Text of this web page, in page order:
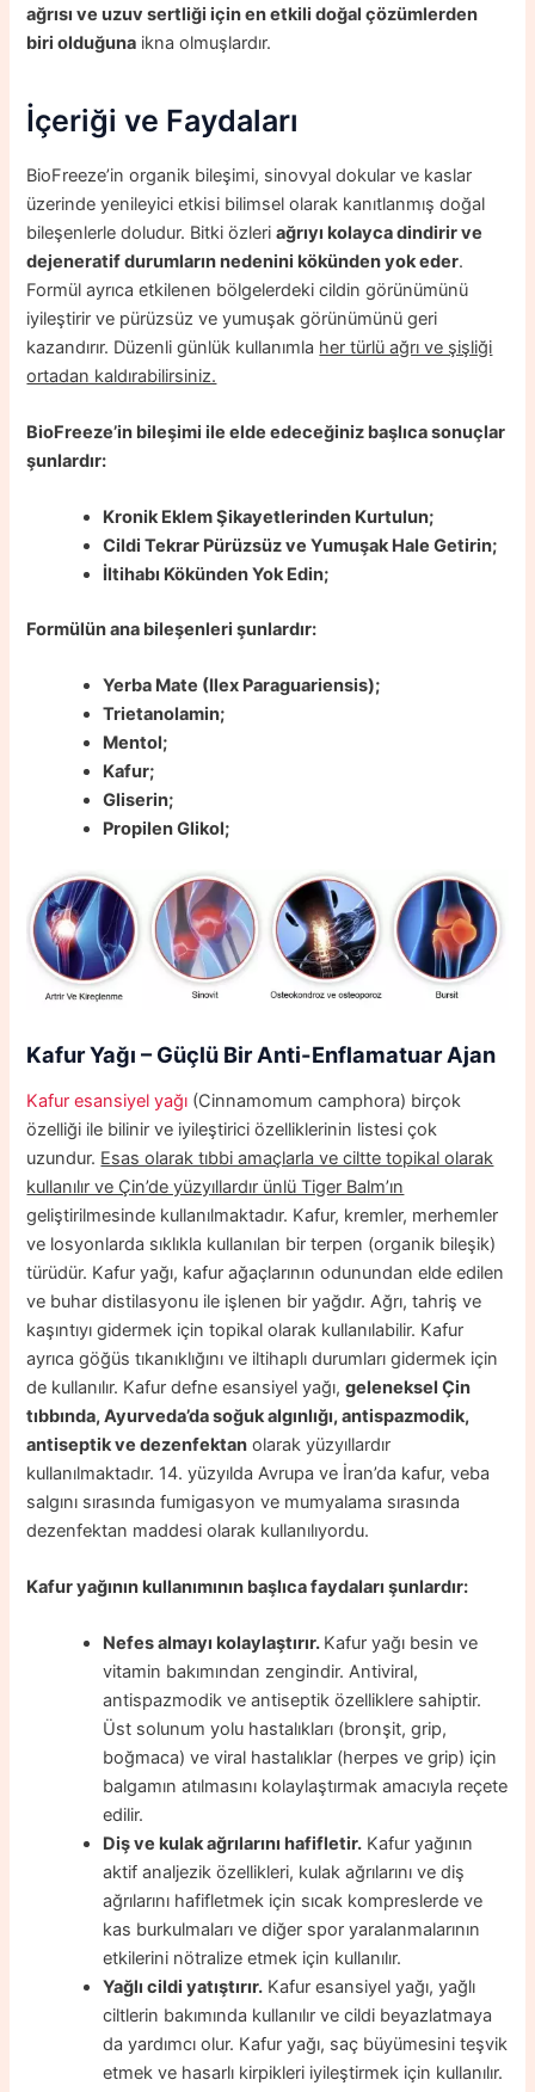
ağrısı ve uzuv sertliği için en etkili doğal çözümlerden
biri olduğuna ikna olmuşlardır.
İçeriği ve Faydaları
BioFreeze’in organik bileşimi, sinovyal dokular ve kaslar
üzerinde yenileyici etkisi bilimsel olarak kanıtlanmış doğal
bileşenlerle doludur. Bitki özleriağrıyı kolayca dindirir ve
dejeneratif durumların nedenini kökünden yok eder.
Formül ayrıca etkilenen bölgelerdeki cildin görünümünü
iyileştirir ve pürüzsüz ve yumuşak görünümünü geri
kazandırır. Düzenli günlük kullanımla her türlü ağrı ve şişliği
ortadan kaldırabilirsiniz.
BioFreeze’in bileşimi ile elde edeceğiniz başlıca sonuçlar
şunlardır:
Kronik Eklem Şikayetlerinden Kurtulun;
Cildi Tekrar Pürüzsüz ve Yumuşak Hale Getirin;
İltihabı Kökünden Yok Edin;
Formülün ana bileşenleri şunlardır:
Yerba Mate (Ilex Paraguariensis);
Trietanolamin;
Mentol;
Kafur;
Gliserin;
Propilen Glikol;
Kafur Yağı – Güçlü Bir Anti-Enflamatuar Ajan
Kafur esansiyel yağı (Cinnamomum camphora) birçok
özelliği ile bilinir ve iyileştirici özelliklerinin listesi çok
uzundur. Esas olarak tıbbi amaçlarla ve ciltte topikal olarak
kullanılır ve Çin’de yüzyıllardır ünlü Tiger Balm’ın
geliştirilmesinde kullanılmaktadır. Kafur, kremler, merhemler
ve losyonlarda sıklıkla kullanılan bir terpen (organik bileşik)
türüdür. Kafur yağı, kafur ağaçlarının odunundan elde edilen
ve buhar distilasyonu ile işlenen bir yağdır. Ağrı, tahriş ve
kaşıntıyı gidermek için topikal olarak kullanılabilir. Kafur
ayrıca göğüs tıkanıklığını ve iltihaplı durumları gidermek için
de kullanılır. Kafur defne esansiyel yağı,geleneksel Çin
tıbbında, Ayurveda’da soğuk algınlığı, antispazmodik,
antiseptik ve dezenfektan olarak yüzyıllardır
kullanılmaktadır. 14. yüzyılda Avrupa ve İran’da kafur, veba
salgını sırasında fumigasyon ve mumyalama sırasında
dezenfektan maddesi olarak kullanılıyordu.
Kafur yağının kullanımının başlıca faydaları şunlardır:
Nefes almayı kolaylaştırır. Kafur yağı besin ve
vitamin bakımından zengindir. Antiviral,
antispazmodik ve antiseptik özelliklere sahiptir.
Üst solunum yolu hastalıkları (bronşit, grip,
boğmaca) ve viral hastalıklar (herpes ve grip) için
balgamın atılmasını kolaylaştırmak amacıyla reçete
edilir.
Diş ve kulak ağrılarını hafifletir. Kafur yağının
aktif analjezik özellikleri, kulak ağrılarını ve diş
ağrılarını hafifletmek için sıcak kompreslerde ve
kas burkulmaları ve diğer spor yaralanmalarının
etkilerini nötralize etmek için kullanılır.
Yağlı cildi yatıştırır. Kafur esansiyel yağı, yağlı
ciltlerin bakımında kullanılır ve cildi beyazlatmaya
da yardımcı olur. Kafur yağı, saç büyümesini teşvik
etmek ve hasarlı kirpikleri iyileştirmek için kullanılır.